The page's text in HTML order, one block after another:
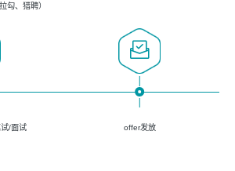
勾、猎聘）
/面试 offer发放